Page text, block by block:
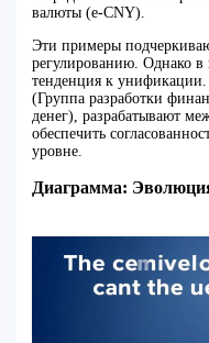
валюты (e-CNY).
Эти примеры
регулированию. Однако в
тенденция к
(Группа разработки
денег), разрабатывают
обеспечить
уровне.
Диаграмма: